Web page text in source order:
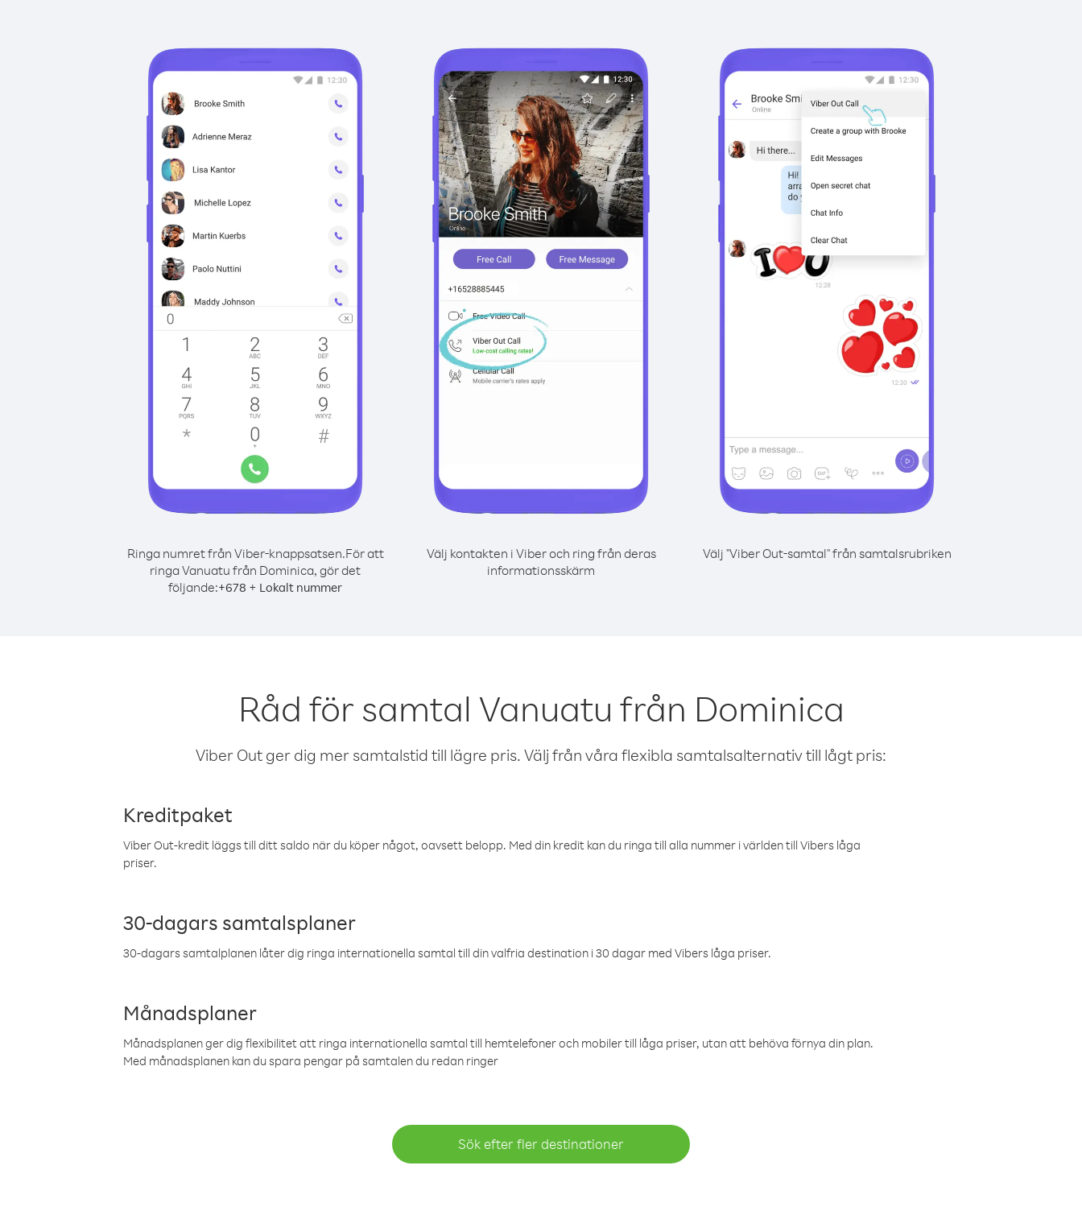
Ringa numret från Viber-knappsatsen.För att
ringa Vanuatu från Dominica, gör det
följande:+678 + Lokalt nummer
Välj kontakten i Viber och ring från deras
informationsskärm
Välj "Viber Out-samtal" från samtalsrubriken
Råd för samtal Vanuatu från Dominica
Viber Out ger dig mer samtalstid till lägre pris. Välj från våra flexibla samtalsalternativ till lågt pris:
Kreditpaket
Viber Out-kredit läggs till ditt saldo när du köper något, oavsett belopp. Med din kredit kan du ringa till alla nummer i världen till Vibers låga
priser.
30-dagars samtalsplaner
30-dagars samtalplanen låter dig ringa internationella samtal till din valfria destination i 30 dagar med Vibers låga priser.
Månadsplaner
Månadsplanen ger dig flexibilitet att ringa internationella samtal till hemtelefoner och mobiler till låga priser, utan att behöva förnya din plan.
Med månadsplanen kan du spara pengar på samtalen du redan ringer
Sök efter fler destinationer